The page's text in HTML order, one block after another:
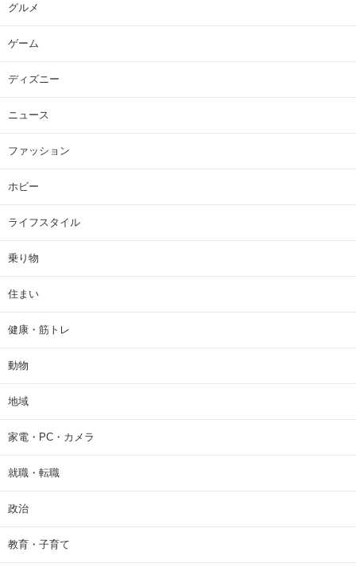
グルメ
ゲーム
ディズニー
ニュース
ファッション
ホビー
ライフスタイル
乗り物
住まい
健康・筋トレ
動物
地域
家電・PC・カメラ
就職・転職
政治
教育・子育て